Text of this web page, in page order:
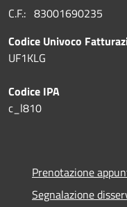
C.F.: 83001690235
Codice Univoco
UF1KLG
Codice IPA
c_l810
Prenotazione
Segnalazione